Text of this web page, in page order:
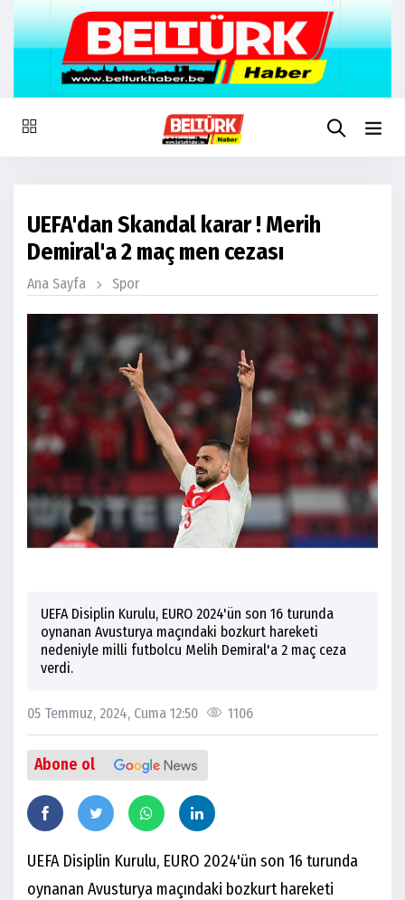
UEFA'dan Skandal karar ! Merih
Demiral'a 2 maç men cezası
Ana Sayfa Spor
UEFA Disiplin Kurulu, EURO 2024'ün son 16 turunda
oynanan Avusturya maçındaki bozkurt hareketi
nedeniyle milli futbolcu Melih Demiral'a 2 maç ceza
verdi.
05 Temmuz, 2024, Cuma 12:50 1106
Abone ol
UEFA Disiplin Kurulu, EURO 2024'ün son 16 turunda
oynanan Avusturya maçındaki bozkurt hareketi